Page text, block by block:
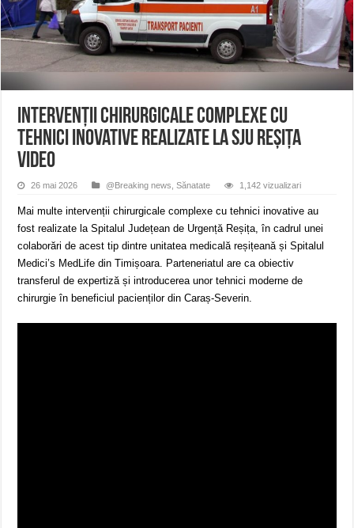
ANUNȚ OPRIRE APĂ în Reșița, cartier Țerova – avarie – 04.08.2026
ANUNȚ OPRIRE APĂ în Reșița – avarie – 03.08.2026 – Calea Caransebeșului
Intervenții chirurgicale complexe cu
tehnici inovative realizate la SJU Reșița
VIDEO
26 mai 2026 @Breaking news ,Sănatate 1,142 vizualizari
Mai multe intervenții chirurgicale complexe cu tehnici inovative au
fost realizate la Spitalul Județean de Urgență Reșița, în cadrul unei
colaborări de acest tip dintre unitatea medicală reșițeană și Spitalul
Medici’s MedLife din Timișoara. Parteneriatul are ca obiectiv
transferul de expertiză și introducerea unor tehnici moderne de
chirurgie în beneficiul pacienților din Caraș-Severin.